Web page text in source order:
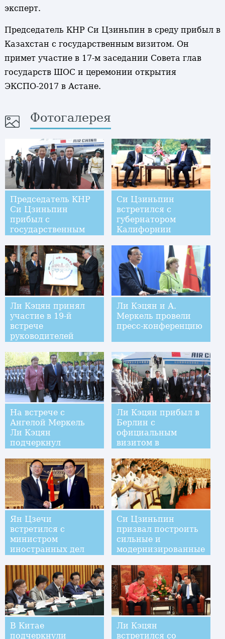
эксперт.
Председатель КНР Си Цзиньпин в среду прибыл в
Казахстан с государственным визитом. Он
примет участие в 17-м заседании Совета глав
государств ШОС и церемонии открытия
ЭКСПО-2017 в Астане.
Фотогалерея
Председатель КНР
Си Цзиньпин
прибыл с
государственным
Казахстан
Си Цзиньпин
встретился с
губернатором
Калифорнии
Ли Кэцян принял
участие в 19-й
встрече
руководителей
Ли Кэцян и А.
Меркель провели
пресс-конференцию
На встрече с
Ангелой Меркель
Ли Кэцян
подчеркнул
инновационного
сотрудничества,
взаимной
открытости и
вывода
двусторонних
отношений на
новый уровень
Ли Кэцян прибыл в
Берлин с
официальным
визитом в
ежегодную встречу
глав правительств
КНР и ФРГ
Ян Цзечи
встретился с
министром
иностранных дел
Кисидой
Си Цзиньпин
призвал построить
сильные и
модернизированные
силы Китая
В Китае
подчеркнули
Ли Кэцян
встретился со